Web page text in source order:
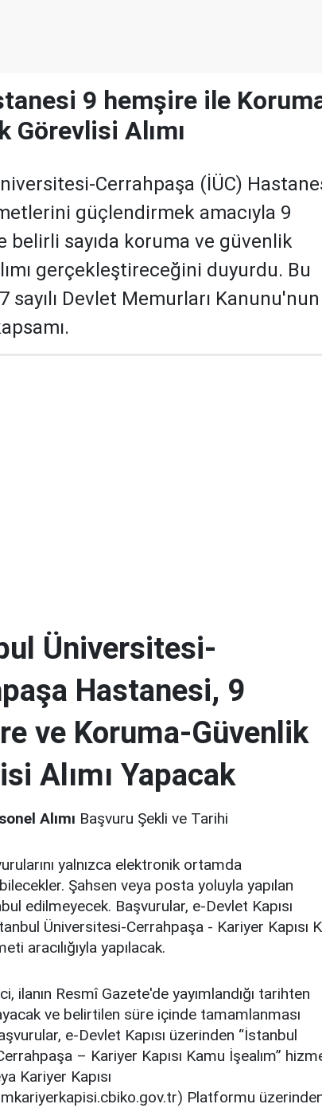
9 hemşire ile
Görevlisi Alımı
Cerrahpaşa (İÜC)
güçlendirmek amacıyla 9
belirli sayıda koruma ve güvenlik
gerçekleştireceğini duyurdu. Bu
sayılı Devlet Memurları
Üniversitesi-
Hastanesi, 9
ve Koruma-Güvenlik
Alımı Yapacak
Alımı Başvuru Şekli ve Tarihi
yalnızca elektronik ortamda
Şahsen veya posta yoluyla yapılan
edilmeyecek. Başvurular, e-Devlet Kapısı
Üniversitesi-Cerrahpaşa - Kariyer Kapısı
aracılığıyla yapılacak.
ilanın Resmî Gazete'de yayımlandığı tarihten
ve belirtilen süre içinde tamamlanması
e-Devlet Kapısı üzerinden “İstanbul
– Kariyer Kapısı Kamu İşealım”
Kariyer Kapısı
Platformu